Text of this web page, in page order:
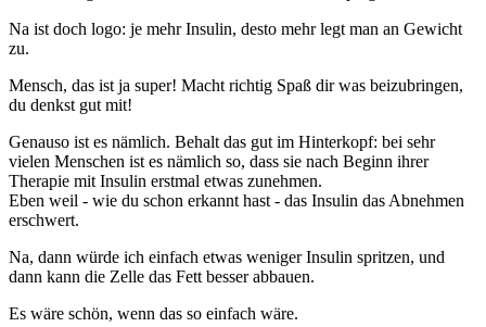
Na ist doch logo: je mehr Insulin, desto mehr legt man an Gewicht
zu.
Mensch, das ist ja super! Macht richtig Spaß dir was beizubringen,
du denkst gut mit!
Genauso ist es nämlich. Behalt das gut im Hinterkopf: bei sehr
vielen Menschen ist es nämlich so, dass sie nach Beginn ihrer
Therapie mit Insulin erstmal etwas zunehmen.
Eben weil - wie du schon erkannt hast - das Insulin das Abnehmen
erschwert.
Na, dann würde ich einfach etwas weniger Insulin spritzen, und
dann kann die Zelle das Fett besser abbauen.
Es wäre schön, wenn das so einfach wäre.